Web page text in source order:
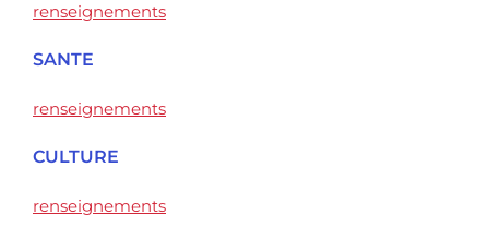
renseignements
SANTE
renseignements
CULTURE
renseignements